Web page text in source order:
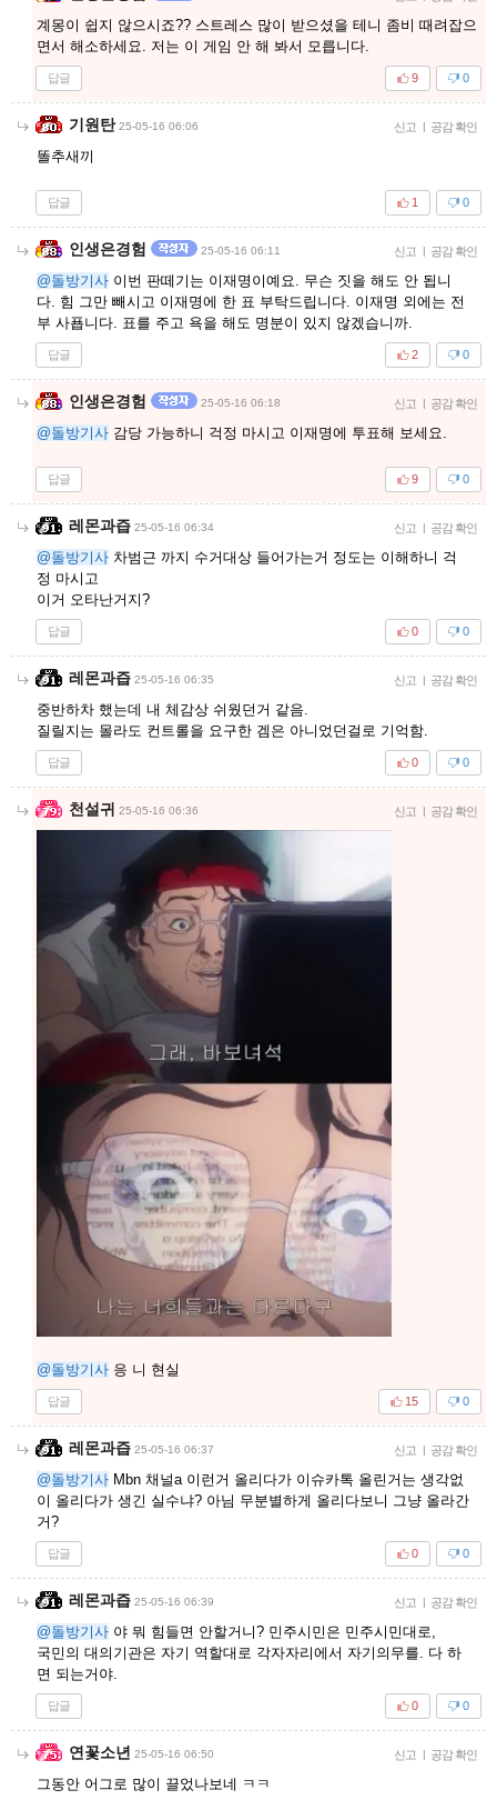
계몽이 쉽지 않으시죠?? 스트레스 많이 받으셨을 테니 좀비 때려잡으
면서 해소하세요. 저는 이 게임 안 해 봐서 모릅니다.
답글 0
9
기원탄 25-05-16 06:06 신고 | 공감 확인
똘추새끼
답글 0
1
인생은경험 25-05-16 06:11 신고 | 공감 확인
@돌방기사 이번 판떼기는 이재명이예요. 무슨 짓을 해도 안 됩니
다. 힘 그만 빼시고 이재명에 한 표 부탁드립니다. 이재명 외에는 전
부 사푭니다. 표를 주고 욕을 해도 명분이 있지 않겠습니까.
답글 0
2
인생은경험 25-05-16 06:18 신고 | 공감 확인
@돌방기사 감당 가능하니 걱정 마시고 이재명에 투표해 보세요.
답글 0
9
레몬과즙 25-05-16 06:34 신고 | 공감 확인
@돌방기사 차범근 까지 수거대상 들어가는거 정도는 이해하니 걱
정 마시고
이거 오타난거지?
답글 0
0
레몬과즙 25-05-16 06:35 신고 | 공감 확인
중반하차 했는데 내 체감상 쉬웠던거 같음.
질릴지는 몰라도 컨트롤을 요구한 겜은 아니었던걸로 기억함.
답글 0
0
천설귀 25-05-16 06:36 신고 | 공감 확인
@돌방기사 응 니 현실
답글 0
15
레몬과즙 25-05-16 06:37 신고 | 공감 확인
@돌방기사 Mbn 채널a 이런거 올리다가 이슈카톡 올린거는 생각없
이 올리다가 생긴 실수냐? 아님 무분별하게 올리다보니 그냥 올라간
거?
답글 0
0
레몬과즙 25-05-16 06:39 신고 | 공감 확인
@돌방기사 야 뭐 힘들면 안할거니? 민주시민은 민주시민대로,
국민의 대의기관은 자기 역할대로 각자자리에서 자기의무를. 다 하
면 되는거야.
답글 0
0
연꽃소년 25-05-16 06:50 신고 | 공감 확인
그동안 어그로 많이 끌었나보네 ㅋㅋ